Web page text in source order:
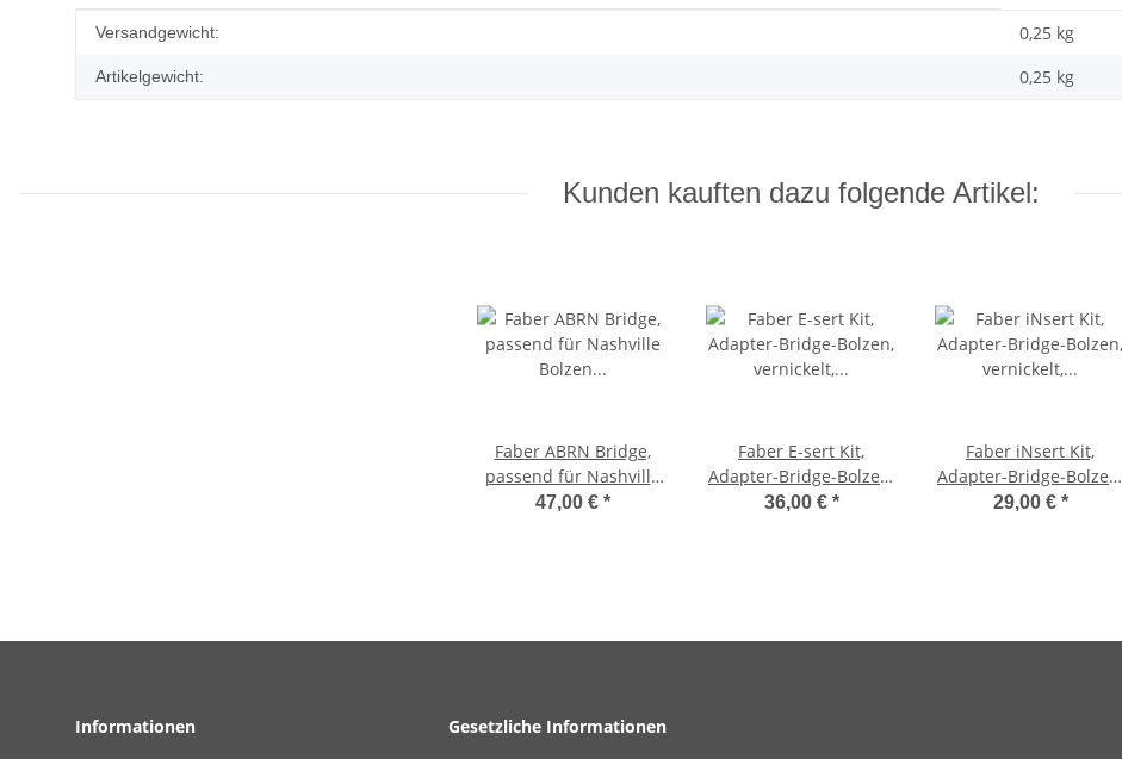
Produkteigenschaft
Wert
Versandgewicht: 0,25 kg
Artikelgewicht: 0,25 kg
Kunden kauften dazu folgende Artikel:
Faber ABRN Bridge,
passend für Nashville
Bolzen (74,4 mm),
47,00 € *
Faber E-sert Kit,
Adapter-Bridge-Bolzen,
vernickelt, glänzend
36,00 € *
Faber iNsert Kit,
Adapter-Bridge-Bolzen,
vernickelt, aged, inch 6-
29,00 € *
Informationen Gesetzliche Informationen